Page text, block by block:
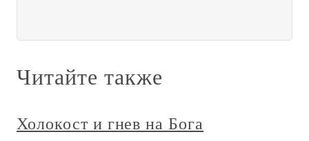
Читайте также
Холокост и гнев на Бога